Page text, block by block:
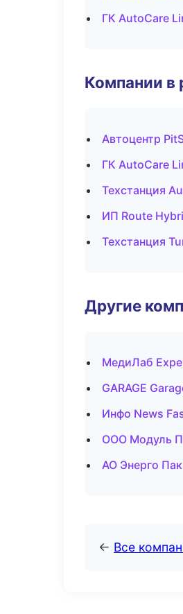
ГК AutoCare
Компании в
Автоцентр
ГК AutoCare
Техстанция
ИП Route
Техстанция
Другие
МедиЛаб
GARAGE
Инфо News
ООО Модуль
АО Энерго
← Все